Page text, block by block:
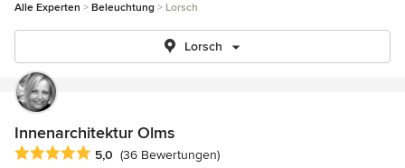
Alle Experten Beleuchtung Lorsch
Lorsch
Innenarchitektur Olms
Durchschnittliche Bewertung: 5 von 5 Sternen
5,0 (36 Bewertungen)